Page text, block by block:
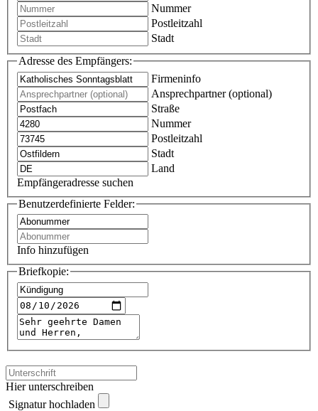
Nummer
Postleitzahl
Stadt
Adresse des Empfängers:
Firmeninfo
Ansprechpartner (optional)
Straße
Nummer
Postleitzahl
Stadt
Land
Empfängeradresse suchen
Benutzerdefinierte Felder:
Info hinzufügen
Briefkopie:
Hier unterschreiben
Signatur hochladen